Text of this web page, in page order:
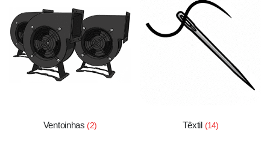
Ventoinhas (2) Têxtil (14)